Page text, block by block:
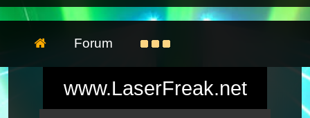
Forum
www.LaserFreak.net